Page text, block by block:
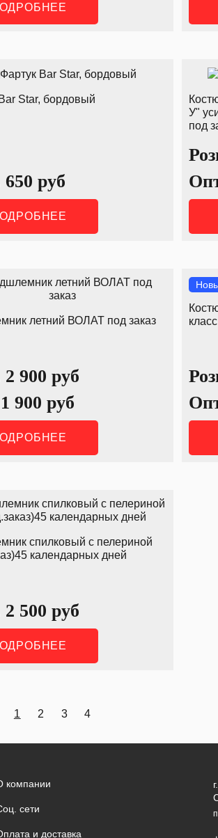
Star, бордовый
650 руб
У"
под
летний ВОЛАТ под заказ
2 900 руб
1 900 руб
спилковый с пелериной
календарных дней
2 500 руб
1 2 3 4
компании
сети
и доставка